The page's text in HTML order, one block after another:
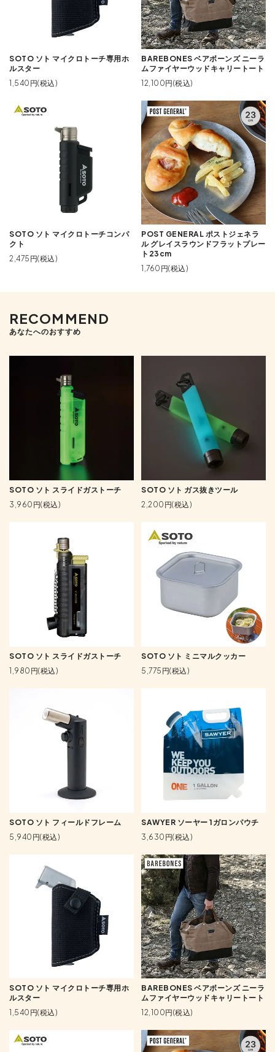
SOTO ソト マイクロトーチ専用ホ
ルスター
1,540円(税込)
BAREBONES ベアボーンズ ニーラ
ムファイヤーウッドキャリートート
12,100円(税込)
SOTO ソト マイクロトーチコンパ
クト
2,475円(税込)
POST GENERAL ポストジェネラ
ル グレイスラウンドフラットプレー
ト23cm
1,760円(税込)
RECOMMEND
あなたへのおすすめ
SOTO ソト スライドガストーチ
3,960円(税込)
SOTO ソト ガス抜きツール
2,200円(税込)
SOTO ソト スライドガストーチ
1,980円(税込)
SOTO ソト ミニマルクッカー
5,775円(税込)
SOTO ソト フィールドフレーム
5,940円(税込)
SAWYER ソーヤー 1ガロンパウチ
3,630円(税込)
SOTO ソト マイクロトーチ専用ホ
ルスター
1,540円(税込)
BAREBONES ベアボーンズ ニーラ
ムファイヤーウッドキャリートート
12,100円(税込)